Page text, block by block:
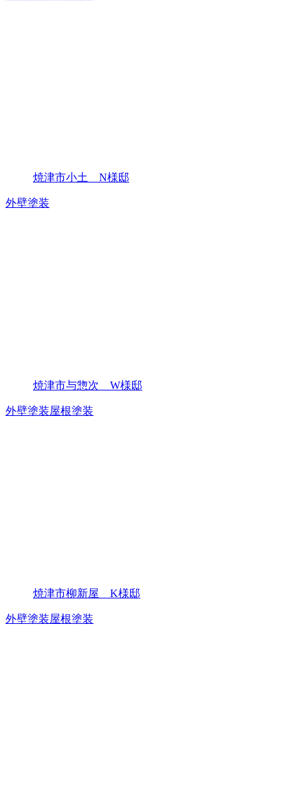
焼津市小土 N様邸
外壁塗装
焼津市与惣次 W様邸
外壁塗装屋根塗装
焼津市柳新屋 K様邸
外壁塗装屋根塗装